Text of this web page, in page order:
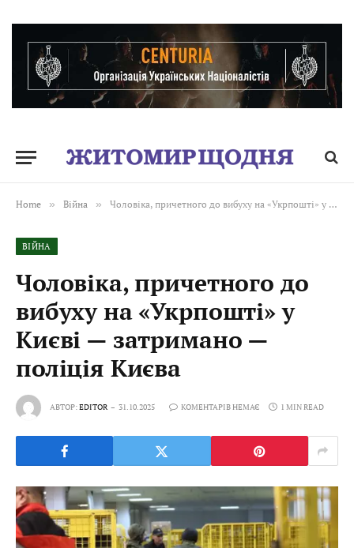
Home » Війна » Чоловіка, причетного до вибуху на «Укрпошті» у Києві — затримано — поліція Києва
ВІЙНА
Чоловіка, причетного до
вибуху на «Укрпошті» у
Києві — затримано —
поліція Києва
АВТОР:EDITOR 31.10.2025 КОМЕНТАРІВ НЕМАЄ 1 MIN READ